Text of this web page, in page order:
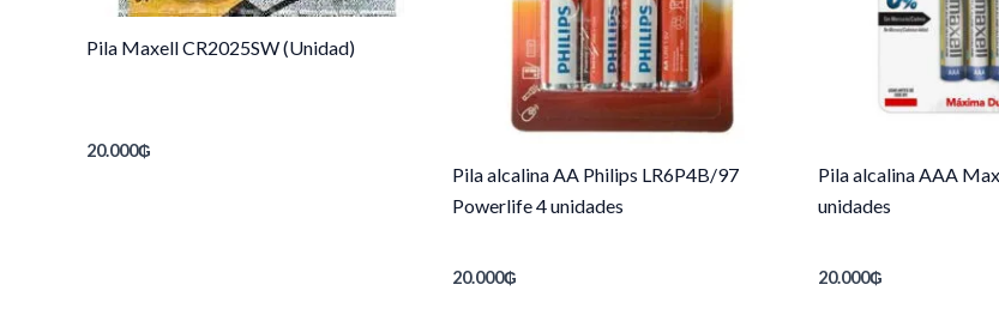
Pila Maxell CR2025SW (Unidad)
20.000₲
Pila alcalina AA Philips LR6P4B/97
Powerlife 4 unidades
20.000₲
Pila alcalina AAA
unidades
20.000₲